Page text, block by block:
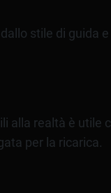
stile di guida
realtà è utile
per la ricarica.